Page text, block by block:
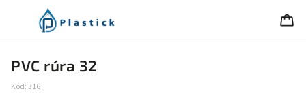
PVC rúra 32
Kód:316